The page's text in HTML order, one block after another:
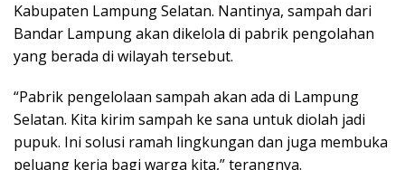
Kabupaten Lampung Selatan. Nantinya, sampah dari
Bandar Lampung akan dikelola di pabrik pengolahan
yang berada di wilayah tersebut.
“Pabrik pengelolaan sampah akan ada di Lampung
Selatan. Kita kirim sampah ke sana untuk diolah jadi
pupuk. Ini solusi ramah lingkungan dan juga membuka
peluang kerja bagi warga kita,” terangnya.